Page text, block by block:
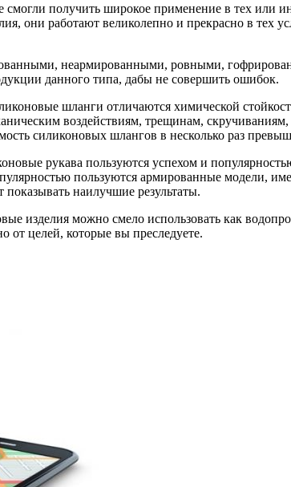
смогли получить широкое применение в тех
они работают великолепно и прекрасно в тех
неармированными, ровными,
данного типа, дабы не совершить ошибок.
шланги отличаются химической
воздействиям, трещинам,
силиконовых шлангов в несколько раз
рукава пользуются успехом и
пользуются армированные модели,
показывать наилучшие результаты.
изделия можно смело использовать как
от целей, которые вы преследуете.